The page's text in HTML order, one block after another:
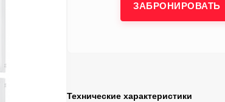
ЗАБРОНИРОВАТЬ
Технические характеристики